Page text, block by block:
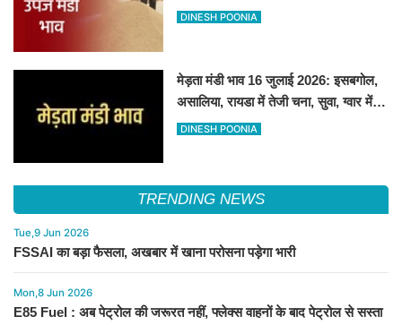
रायड़ा मंदे बिके
DINESH POONIA
मेड़ता मंडी भाव 16 जुलाई 2026: इसबगोल,
असालिया, रायडा में तेजी चना, सुवा, ग्वार में
आई गिरावट
DINESH POONIA
TRENDING NEWS
Tue,9 Jun 2026
FSSAI का बड़ा फैसला, अखबार में खाना परोसना पड़ेगा भारी
Mon,8 Jun 2026
E85 Fuel : अब पेट्रोल की जरूरत नहीं, फ्लेक्स वाहनों के बाद पेट्रोल से सस्ता